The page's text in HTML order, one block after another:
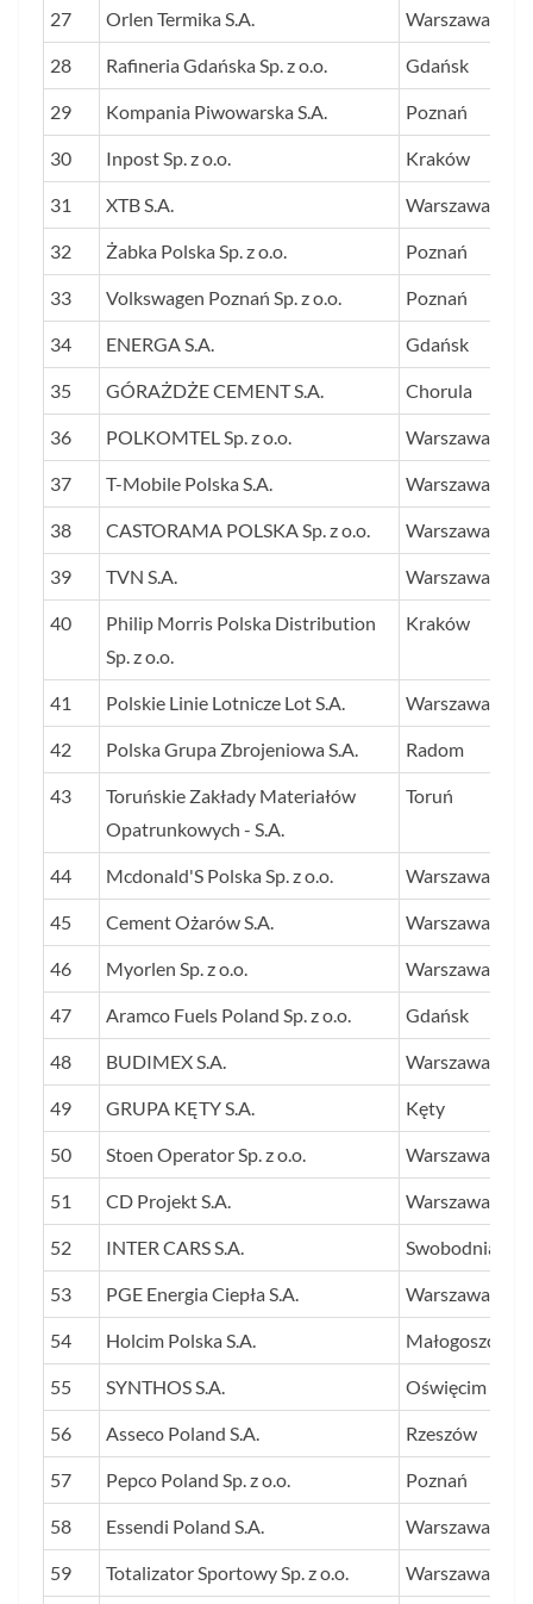
27 Orlen Termika S.A. Warszawa
28 Rafineria Gdańska Sp. z o.o. Gdańsk
29 Kompania Piwowarska S.A. Poznań
30 Inpost Sp. z o.o. Kraków
31 XTB S.A. Warszawa
32 Żabka Polska Sp. z o.o. Poznań
33 Volkswagen Poznań Sp. z o.o. Poznań
34 ENERGA S.A. Gdańsk
35 GÓRAŻDŻE CEMENT S.A. Chorula
36 POLKOMTEL Sp. z o.o. Warszawa
37 T-Mobile Polska S.A. Warszawa
38 CASTORAMA POLSKA Sp. z o.o. Warszawa
39 TVN S.A. Warszawa
40
Philip Morris Polska Distribution
Sp. z o.o.
Kraków
41 Polskie Linie Lotnicze Lot S.A. Warszawa
42 Polska Grupa Zbrojeniowa S.A. Radom
43
Toruńskie Zakłady Materiałów
Opatrunkowych - S.A.
Toruń
44 Mcdonald'S Polska Sp. z o.o. Warszawa
45 Cement Ożarów S.A. Warszawa
46 Myorlen Sp. z o.o. Warszawa
47 Aramco Fuels Poland Sp. z o.o. Gdańsk
48 BUDIMEX S.A. Warszawa
49 GRUPA KĘTY S.A. Kęty
50 Stoen Operator Sp. z o.o. Warszawa
51 CD Projekt S.A. Warszawa
52 INTER CARS S.A. Swobodnia
53 PGE Energia Ciepła S.A. Warszawa
54 Holcim Polska S.A. Małogoszcz
55 SYNTHOS S.A. Oświęcim
56 Asseco Poland S.A. Rzeszów
57 Pepco Poland Sp. z o.o. Poznań
58 Essendi Poland S.A. Warszawa
59 Totalizator Sportowy Sp. z o.o. Warszawa